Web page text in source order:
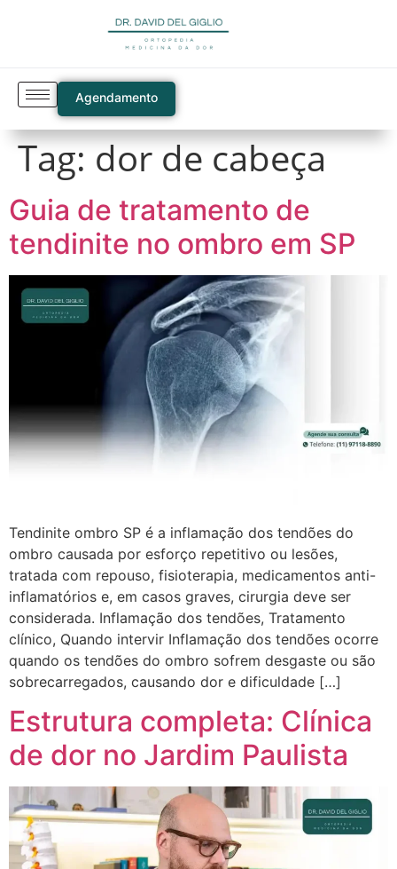
Agendamento
Tag:dor de cabeça
Guia de tratamento de
tendinite no ombro em SP
Tendinite ombro SP é a inflamação dos tendões do
ombro causada por esforço repetitivo ou lesões,
tratada com repouso, fisioterapia, medicamentos anti-
inflamatórios e, em casos graves, cirurgia deve ser
considerada. Inflamação dos tendões, Tratamento
clínico, Quando intervir Inflamação dos tendões ocorre
quando os tendões do ombro sofrem desgaste ou são
sobrecarregados, causando dor e dificuldade […]
Estrutura completa: Clínica
de dor no Jardim Paulista